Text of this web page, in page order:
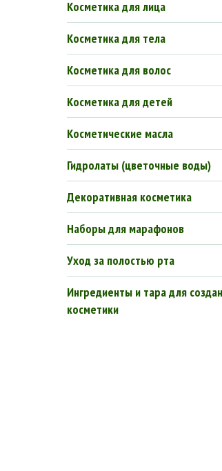
Косметика для лица
Косметика для тела
Косметика для волос
Косметика для детей
Косметические масла
Гидролаты (цветочные воды)
Декоративная косметика
Наборы для марафонов
Уход за полостью рта
Ингредиенты и тара для
косметики